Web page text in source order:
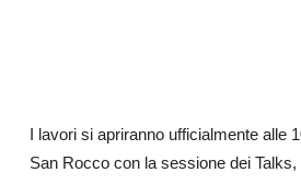
I lavori si apriranno ufficialmente alle
San Rocco con la sessione dei